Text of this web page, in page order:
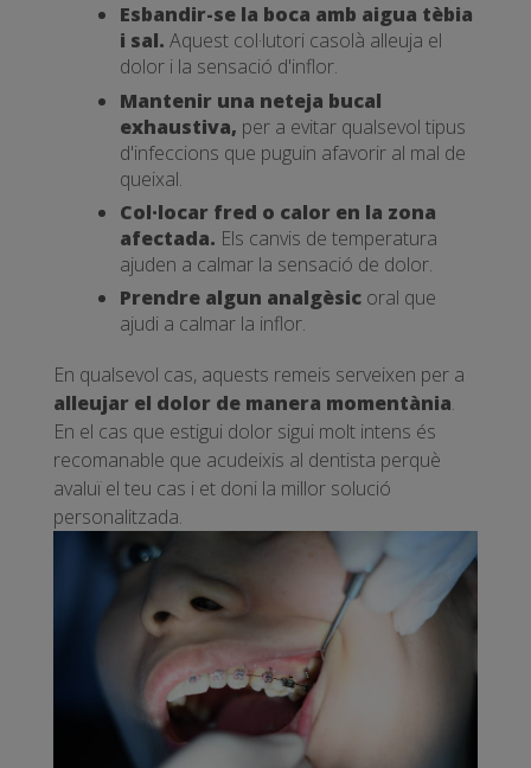
Esbandir-se la boca amb aigua tèbia
i sal. Aquest col·lutori casolà alleuja el
dolor i la sensació d'inflor.
Mantenir una neteja bucal
exhaustiva, per a evitar qualsevol tipus
d'infeccions que puguin afavorir al mal de
queixal.
Col·locar fred o calor en la zona
afectada. Els canvis de temperatura
ajuden a calmar la sensació de dolor.
Prendre algun analgèsic oral que
ajudi a calmar la inflor.
En qualsevol cas, aquests remeis serveixen per a
alleujar el dolor de manera momentània.
En el cas que estigui dolor sigui molt intens és
recomanable que acudeixis al dentista perquè
avaluï el teu cas i et doni la millor solució
personalitzada.